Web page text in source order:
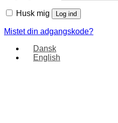
Husk mig Log ind
Mistet din adgangskode?
Dansk
English